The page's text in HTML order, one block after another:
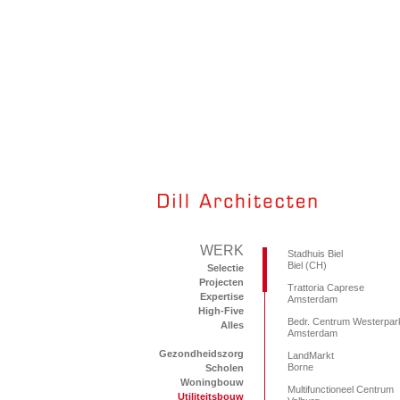
WERK
Selectie
Projecten
Expertise
High-Five
Alles
Gezondheidszorg
Scholen
Woningbouw
Utiliteitsbouw
Stadhuis Biel
Biel (CH)
Trattoria Caprese
Amsterdam
Bedr. Centrum
Amsterdam
LandMarkt
Borne
Multifunctioneel Centrum